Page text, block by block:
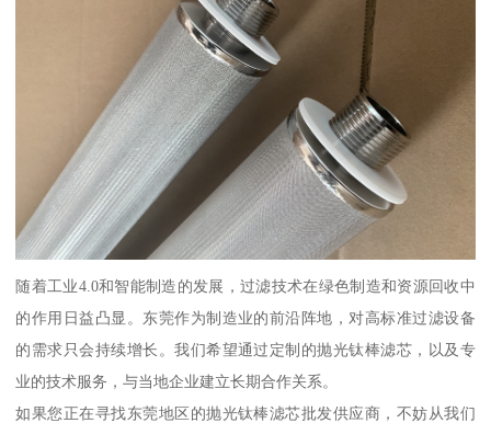
随着工业4.0和智能制造的发展，过滤技术在绿色制造和资源回收中
的作用日益凸显。东莞作为制造业的前沿阵地，对高标准过滤设备
的需求只会持续增长。我们希望通过定制的抛光钛棒滤芯，以及专
业的技术服务，与当地企业建立长期合作关系。
如果您正在寻找东莞地区的抛光钛棒滤芯批发供应商，不妨从我们